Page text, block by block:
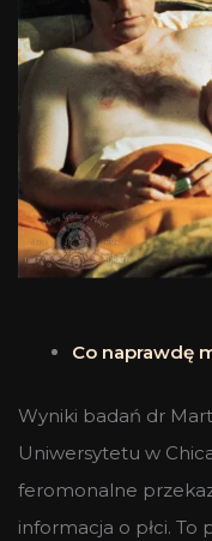
Co naprawdę
Wyniki badań dr
Uniwersytetu w
feromonalne
informacja o płci.